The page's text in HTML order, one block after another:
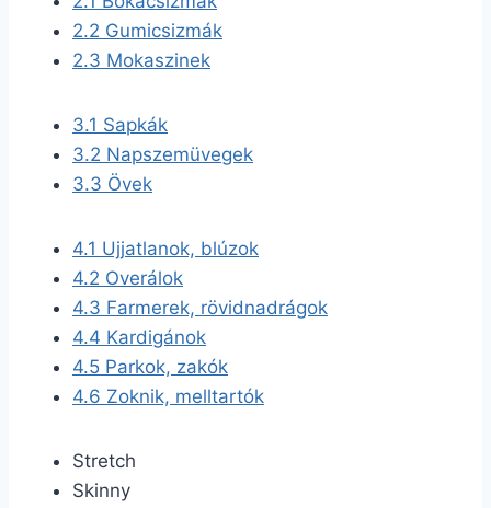
2.2 Gumicsizmák
2.3 Mokaszinek
3.1 Sapkák
3.2 Napszemüvegek
3.3 Övek
4.1 Ujjatlanok, blúzok
4.2 Overálok
4.3 Farmerek, rövidnadrágok
4.4 Kardigánok
4.5 Parkok, zakók
4.6 Zoknik, melltartók
Stretch
Skinny